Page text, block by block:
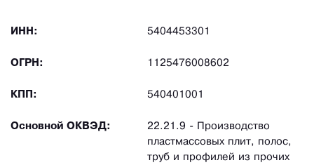
ИНН: 5404453301
ОГРН: 1125476008602
КПП: 540401001
Основной ОКВЭД:
22.21.9 - Производство
пластмассовых плит, полос,
труб и профилей из прочих